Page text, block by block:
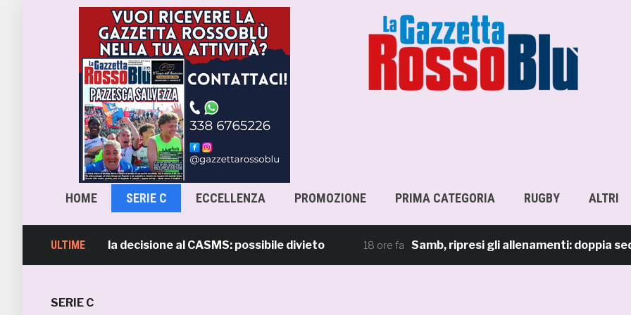
HOME SERIE C ECCELLENZA PROMOZIONE PRIMA CATEGORIA RUGBY ALTRI
ULTIME
rimanda la decisione al CASMS: possibile divieto 18 ore fa Samb, ripresi gli allenamenti: doppia seduta
SERIE C